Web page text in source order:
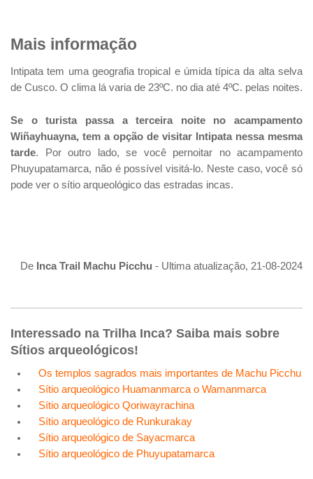
Mais informação
Intipata tem uma geografia tropical e úmida típica da alta selva
de Cusco. O clima lá varia de 23ºC. no dia até 4ºC. pelas noites.
Se o turista passa a terceira noite no acampamento
Wiñayhuayna, tem a opção de visitar Intipata nessa mesma
tarde. Por outro lado, se você pernoitar no acampamento
Phuyupatamarca, não é possível visitá-lo. Neste caso, você só
pode ver o sítio arqueológico das estradas incas.
De Inca Trail Machu Picchu - Ultima atualização, 21-08-2024
Interessado na Trilha Inca? Saiba mais sobre
Sítios arqueológicos!
Os templos sagrados mais importantes de Machu Picchu
Sítio arqueológico Huamanmarca o Wamanmarca
Sítio arqueológico Qoriwayrachina
Sítio arqueológico de Runkurakay
Sítio arqueológico de Sayacmarca
Sítio arqueológico de Phuyupatamarca